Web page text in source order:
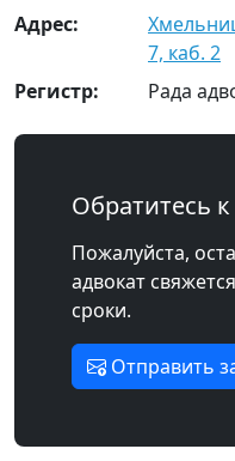
Адрес:
7, каб. 2
Регистр:
Рада
Обратитесь
Пожалуйста,
адвокат
сроки.
Отправить